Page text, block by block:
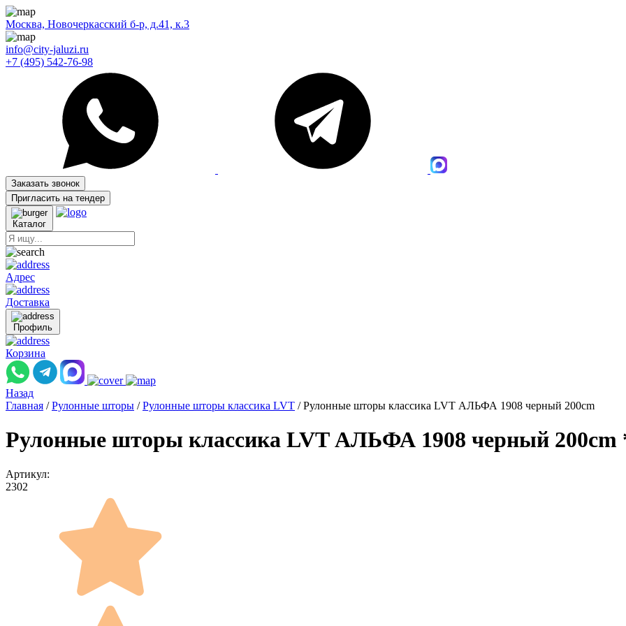
Москва, Новочеркасский б-р, д.41, к.3
info@city-jaluzi.ru
+7 (495) 542-76-98
Заказать звонок
Пригласить на тендер
Каталог
Адрес
Доставка
Профиль
Корзина
Назад
Главная / Рулонные шторы / Рулонные шторы классика LVT / Рулонные шторы классика LVT АЛЬФА 1908 черный 200cm
Рулонные шторы классика LVT АЛЬФА 1908 черный 200cm
Артикул:
2302